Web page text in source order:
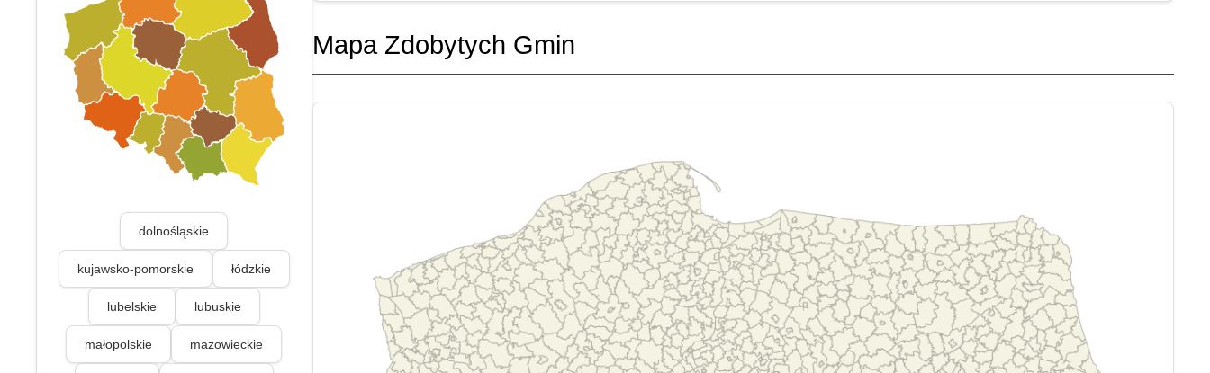
dolnośląskie
kujawsko-pomorskie łódzkie
lubelskie lubuskie
małopolskie mazowieckie
Mapa Zdobytych Gmin